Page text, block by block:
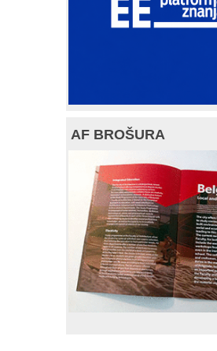
AF BROŠURA